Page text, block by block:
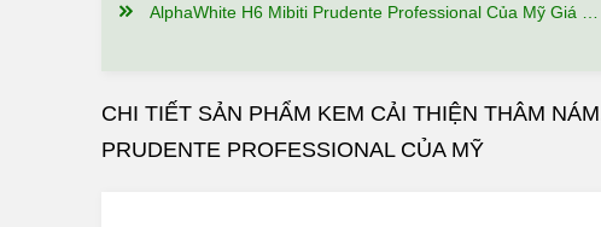
AlphaWhite H6 Mibiti Prudente Professional Của Mỹ Giá Bao Nhiêu, Nên Mua Ở Đâu Đảm Bảo?
CHI TIẾT SẢN PHẨM KEM CẢI THIỆN THÂM
PRUDENTE PROFESSIONAL CỦA MỸ